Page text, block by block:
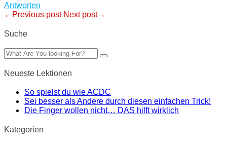
Antworten
←Previous post Next post→
Suche
Neueste Lektionen
So spielst du wie ACDC
Sei besser als Andere durch diesen einfachen Trick!
Die Finger wollen nicht… DAS hilft wirklich
Kategorien